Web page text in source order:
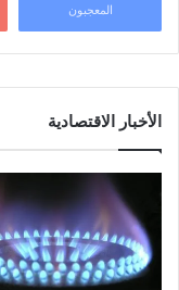
المعجبون
الأخبار الاقتصادية